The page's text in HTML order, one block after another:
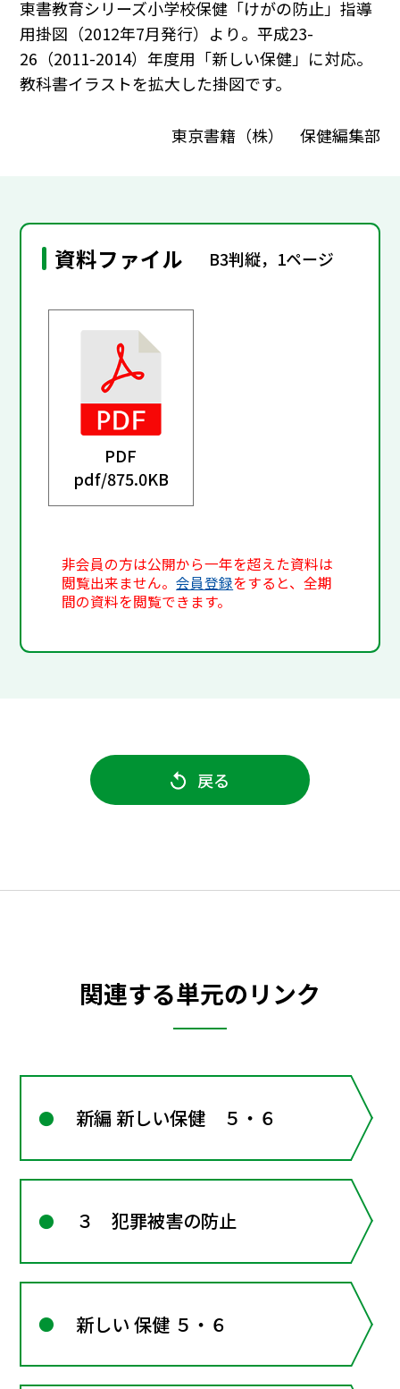
東書教育シリーズ小学校保健「けがの防止」指導
用掛図（2012年7月発行）より。平成23-
26（2011-2014）年度用「新しい保健」に対応。
教科書イラストを拡大した掛図です。
東京書籍（株） 保健編集部
資料ファイル B3判縦，1ページ
PDF
pdf/875.0KB
非会員の方は公開から一年を超えた資料は
閲覧出来ません。会員登録をすると、全期
間の資料を閲覧できます。
戻る
関連する単元のリンク
新編 新しい保健 ５・６
３ 犯罪被害の防止
新しい 保健 ５・６